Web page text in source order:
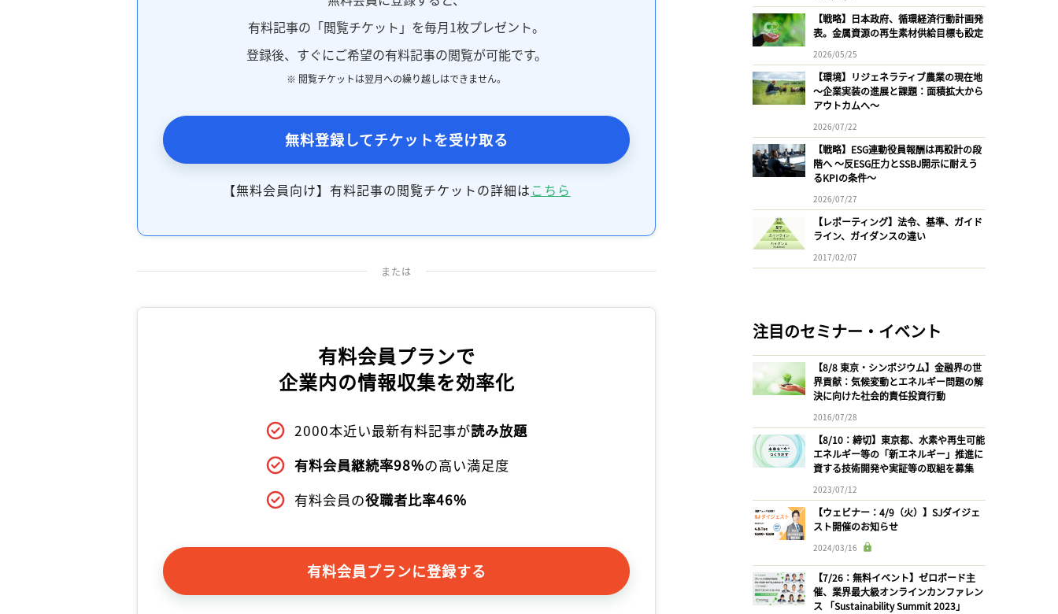
有料記事の「閲覧チケット」を毎月1枚プレゼント。
登録後、すぐにご希望の有料記事の閲覧が可能です。
※ 閲覧チケットは翌月への繰り越しはできません。
無料登録してチケットを受け取る
【無料会員向け】有料記事の閲覧チケットの詳細はこちら
または
有料会員プランで
企業内の情報収集を効率化
2000本近い最新有料記事が読み放題
有料会員継続率98%の高い満足度
有料会員の役職者比率46%
有料会員プランに登録する
【戦略】日本政府、循環経済行動計画発
表。金属資源の再生素材供給目標も設定
2026/05/25
【環境】リジェネラティブ農業の現在地
〜企業実装の進展と課題：面積拡大から
アウトカムへ〜
2026/07/22
【戦略】ESG連動役員報酬は再設計の段
階へ 〜反ESG圧力とSSBJ開示に耐えう
るKPIの条件〜
2026/07/27
【レポーティング】法令、基準、ガイド
ライン、ガイダンスの違い
2017/02/07
注目のセミナー・イベント
【8/8 東京・シンポジウム】金融界の世
界貢献：気候変動とエネルギー問題の解
決に向けた社会的責任投資行動
2016/07/28
【8/10：締切】東京都、水素や再生可能
エネルギー等の「新エネルギー」推進に
資する技術開発や実証等の取組を募集
2023/07/12
【ウェビナー：4/9（火）】SJダイジェ
スト開催のお知らせ
2024/03/16
【7/26：無料イベント】ゼロボード主
催、業界最大級オンラインカンファレン
ス 「Sustainability Summit 2023」